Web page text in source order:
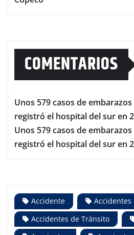
COMENTARIOS
Unos 579 casos de
registró el hospital del sur en
Unos 579 casos de
registró el hospital del sur en
Accidente
Accidentes
Accidentes de Tránsito